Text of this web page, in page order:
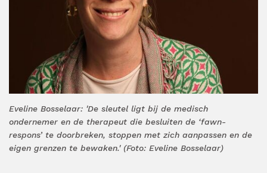
Eveline Bosselaar: 'De sleutel ligt bij de medisch
ondernemer en de therapeut die besluiten de ‘fawn-
respons’ te doorbreken, stoppen met zich aanpassen en de
eigen grenzen te bewaken.' (Foto: Eveline Bosselaar)